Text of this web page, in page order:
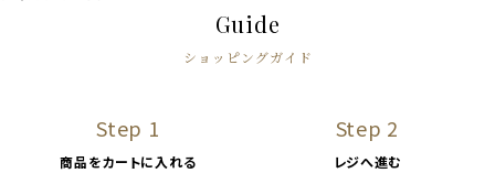
Guide
ショッピングガイド
Step 1
商品をカートに入れる
Step 2
レジへ進む